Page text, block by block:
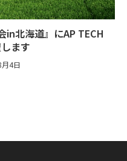
in北海道』にAP TECH
ます
4日